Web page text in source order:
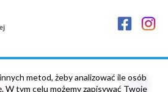
metod, żeby analizować ile osób
W tym celu możemy zapisywać Twoje